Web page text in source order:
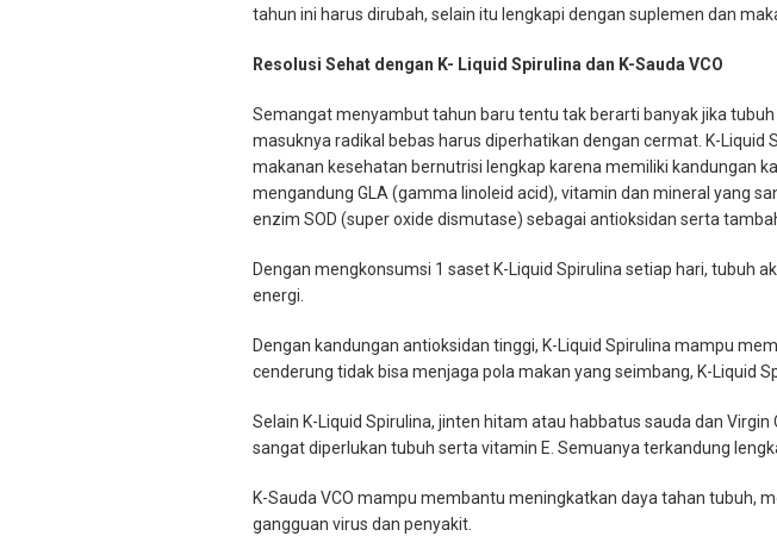
tahun ini harus dirubah, selain itu lengkapi dengan suplemen dan
Resolusi Sehat dengan K- Liquid Spirulina dan K-Sauda VCO
Semangat menyambut tahun baru tentu tak berarti banyak jika
masuknya radikal bebas harus diperhatikan dengan cermat. K-
makanan kesehatan bernutrisi lengkap karena memiliki kandungan
mengandung GLA (gamma linoleid acid), vitamin dan mineral yang
enzim SOD (super oxide dismutase) sebagai antioksidan serta
Dengan mengkonsumsi 1 saset K-Liquid Spirulina setiap hari, tubuh
energi.
Dengan kandungan antioksidan tinggi, K-Liquid Spirulina mampu
cenderung tidak bisa menjaga pola makan yang seimbang, K-Liquid
Selain K-Liquid Spirulina, jinten hitam atau habbatus sauda dan
sangat diperlukan tubuh serta vitamin E. Semuanya terkandung
K-Sauda VCO mampu membantu meningkatkan daya tahan tubuh,
gangguan virus dan penyakit.